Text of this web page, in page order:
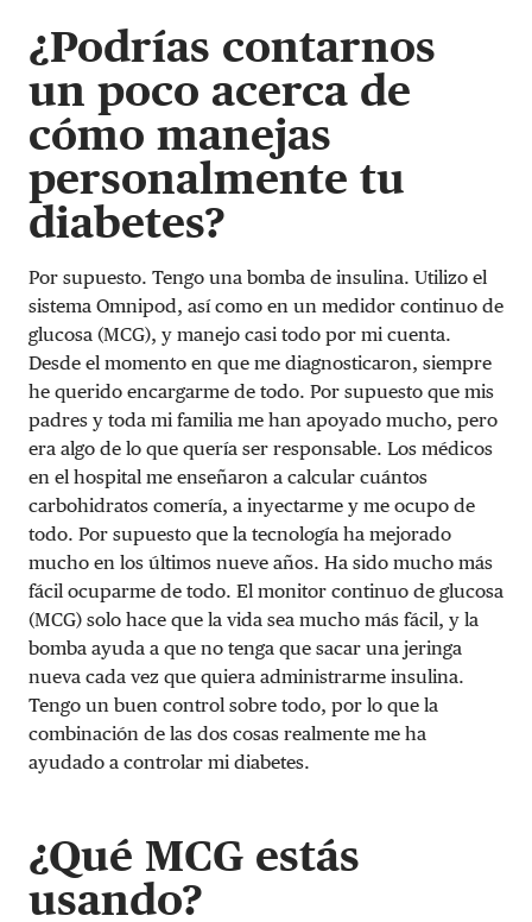
¿Podrías contarnos
un poco acerca de
cómo manejas
personalmente tu
diabetes?
Por supuesto. Tengo una bomba de insulina. Utilizo el
sistema Omnipod, así como en un medidor continuo de
glucosa (MCG), y manejo casi todo por mi cuenta.
Desde el momento en que me diagnosticaron, siempre
he querido encargarme de todo. Por supuesto que mis
padres y toda mi familia me han apoyado mucho, pero
era algo de lo que quería ser responsable. Los médicos
en el hospital me enseñaron a calcular cuántos
carbohidratos comería, a inyectarme y me ocupo de
todo. Por supuesto que la tecnología ha mejorado
mucho en los últimos nueve años. Ha sido mucho más
fácil ocuparme de todo. El monitor continuo de glucosa
(MCG) solo hace que la vida sea mucho más fácil, y la
bomba ayuda a que no tenga que sacar una jeringa
nueva cada vez que quiera administrarme insulina.
Tengo un buen control sobre todo, por lo que la
combinación de las dos cosas realmente me ha
ayudado a controlar mi diabetes.
¿Qué MCG estás
usando?